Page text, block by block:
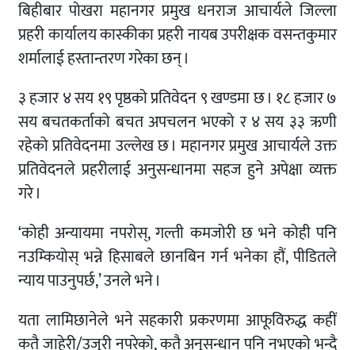
बिहीबार पोखरा महानगर प्रमुख धनराज आचार्यले जिल्ला
प्रहरी कार्यालय कास्कीका प्रहरी नायब उपरीक्षक वसन्तकुमार
शर्मालाई हस्तान्तरण गरेका छन् ।
३ हजार ४ सय १९ पृष्ठको प्रतिवेदन ९ खण्डमा छ । १८ हजार ७
सय बचतकर्ताको बचत अपचलन भएको र ४ सय ३३ ऋणी
रहेको प्रतिवेदनमा उल्लेख छ । महानगर प्रमुख आचार्यले उक्त
प्रतिवेदनले प्रहरीलाई अनुसन्धानमा सहज हुने अपेक्षा व्यक्त
गरे ।
‘कोही अन्यायमा नपरोस्, गल्ती कमजोरी छ भने कोही पनि
नउम्कियोस् भन्ने हिसाबले छानबिन गर्न भनेका हौं, पीडितले
न्याय पाउनुपर्छ,’ उनले भने ।
यता लामिछानेले भने सहकारी प्रकरणमा आफूविरुद्ध कहीं